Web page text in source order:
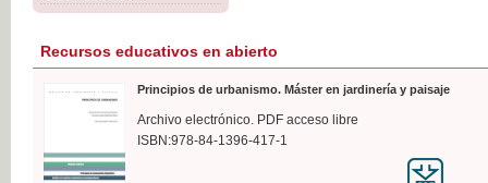
Recursos educativos en abierto
Principios de urbanismo. Máster en jardinería y paisaje
Archivo electrónico. PDF acceso libre
ISBN:978-84-1396-417-1